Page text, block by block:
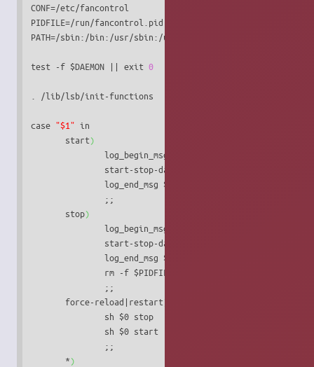
CONF=/etc/fancontrol
PIDFILE=/run/fancontrol.pid
PATH=/sbin:/bin:/usr/sbin:/usr/bin
test -f $DAEMON || exit 0
. /lib/lsb/init-functions
case "$1" in
       start
)
               log_begin_msg
start-stop-daemon --start -o -q -m -b -p
               log_end_msg $?
               ;;
       stop
)
               log_begin_msg
               start-stop-daemon --stop -o -q -p $PIDFILE
               log_end_msg $?
               rm -f $PIDFILE
               ;;
       force-reload|restart
               sh $0 stop
               sh $0 start
               ;;
       *
)